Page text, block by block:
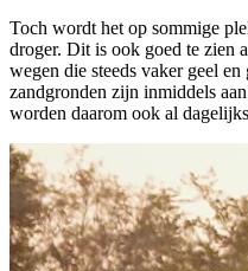
Toch wordt het op sommige
droger. Dit is ook goed te zien
wegen die steeds vaker geel
zandgronden zijn inmiddels
worden daarom ook al